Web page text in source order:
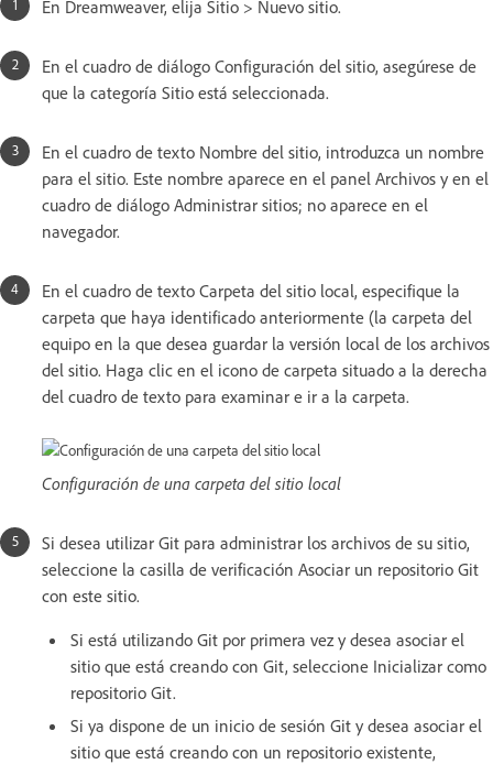
En Dreamweaver, elija Sitio > Nuevo sitio.
En el cuadro de diálogo Configuración del sitio, asegúrese de
que la categoría Sitio está seleccionada.
En el cuadro de texto Nombre del sitio, introduzca un nombre
para el sitio. Este nombre aparece en el panel Archivos y en el
cuadro de diálogo Administrar sitios; no aparece en el
navegador.
En el cuadro de texto Carpeta del sitio local, especifique la
carpeta que haya identificado anteriormente (la carpeta del
equipo en la que desea guardar la versión local de los archivos
del sitio. Haga clic en el icono de carpeta situado a la derecha
del cuadro de texto para examinar e ir a la carpeta.
Configuración de una carpeta del sitio local
Si desea utilizar Git para administrar los archivos de su sitio,
seleccione la casilla de verificación Asociar un repositorio Git
con este sitio.
Si está utilizando Git por primera vez y desea asociar el
sitio que está creando con Git, seleccione Inicializar como
repositorio Git.
Si ya dispone de un inicio de sesión Git y desea asociar el
sitio que está creando con un repositorio existente,